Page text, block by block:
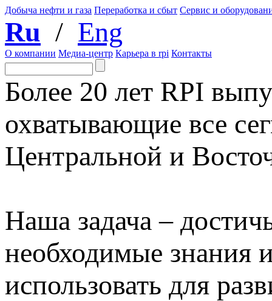
Добыча нефти и газа Переработка и сбыт Сервис и
Ru / Eng
О компании Медиа-центр Карьера в rpi Контакты
Более 20 лет RPI
охватывающие все
Центральной и
Наша задача –
необходимые знания
использовать для